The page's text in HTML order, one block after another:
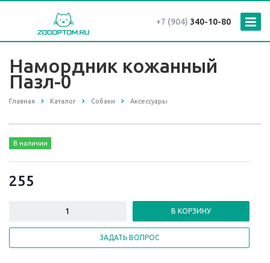
+7 (904) 340-10-80
Намордник кожанный
Пазл-0
Главная Каталог Собаки Аксессуары
В наличии
255
В КОРЗИНУ
ЗАДАТЬ ВОПРОС